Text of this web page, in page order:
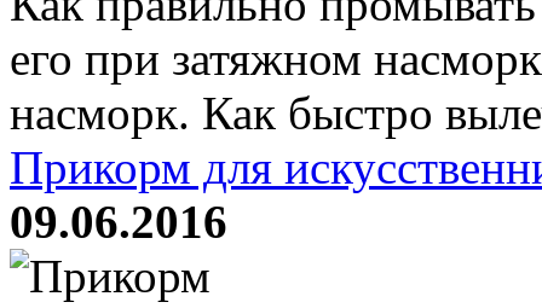
его при затяжном
насморк. Как быстро
Прикорм для
09.06.2016